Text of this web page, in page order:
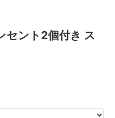
セント2個付き ス